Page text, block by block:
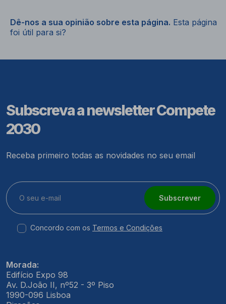
Dê-nos a sua opinião sobre esta página. Esta página
foi útil para si?
Subscreva a newsletter Compete
2030
Receba primeiro todas as novidades no seu email
Subscrever
Concordo com os Termos e Condições
Morada:
Edifício Expo 98
Av. D.João II, nº52 - 3º Piso
1990-096 Lisboa